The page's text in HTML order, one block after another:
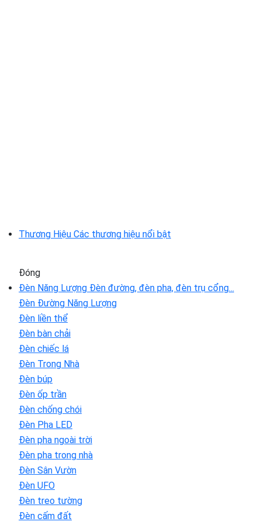
Thương Hiệu Các thương hiệu nổi bật
Đóng
Đèn Năng Lượng Đèn đường, đèn pha, đèn trụ cổng...
Đèn Đường Năng Lượng
Đèn liền thể
Đèn bàn chải
Đèn chiếc lá
Đèn Trong Nhà
Đèn búp
Đèn ốp trần
Đèn chống chói
Đèn Pha LED
Đèn pha ngoài trời
Đèn pha trong nhà
Đèn Sân Vườn
Đèn UFO
Đèn treo tường
Đèn cấm đất